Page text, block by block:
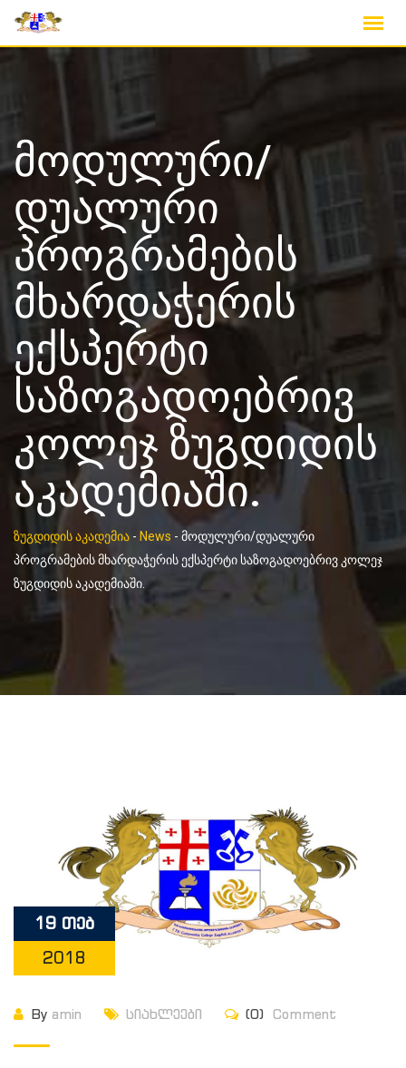
Skip
მოდულური/
დუალური
პროგრამების
მხარდაჭერის
ექსპერტი
საზოგადოებრივ
კოლეჯ ზუგდიდის
აკადემიაში.
ზუგდიდის აკადემია - News - მოდულური/დუალური
პროგრამების მხარდაჭერის ექსპერტი საზოგადოებრივ კოლეჯ
ზუგდიდის აკადემიაში.
19 თებ
2018
By amin სიახლეები (0) Comment